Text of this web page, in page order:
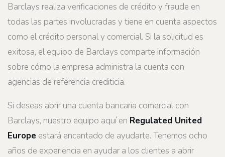
Barclays realiza verificaciones de crédito y fraude en
todas las partes involucradas y tiene en cuenta aspectos
como el crédito personal y comercial. Si la solicitud es
exitosa, el equipo de Barclays comparte información
sobre cómo la empresa administra la cuenta con
agencias de referencia crediticia.
Si deseas abrir una cuenta bancaria comercial con
Barclays, nuestro equipo aquí en Regulated United
Europe estará encantado de ayudarte. Tenemos ocho
años de experiencia en ayudar a los clientes a abrir